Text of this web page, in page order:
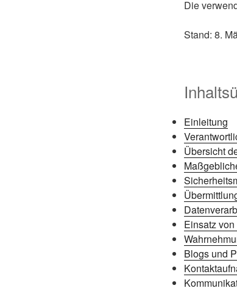
Die
Stand: 8.
Einleitung
Übersicht
Einsatz
Blogs und